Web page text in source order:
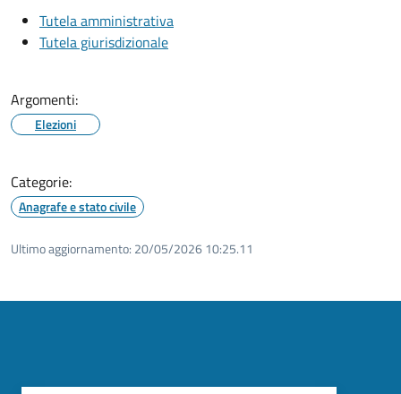
Tutela amministrativa
Tutela giurisdizionale
Argomenti:
Elezioni
Categorie:
Anagrafe e stato civile
Ultimo aggiornamento: 20/05/2026 10:25.11